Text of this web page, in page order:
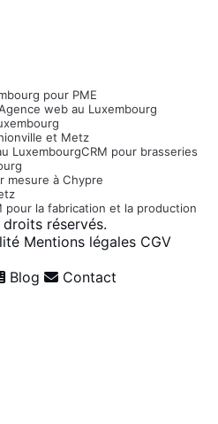
pour PME
web au Luxembourg
et Metz
LuxembourgCRM pour brasseries
mesure à Chypre
pour la fabrication et la production
réservés.
Mentions légales CGV
Blog Contact